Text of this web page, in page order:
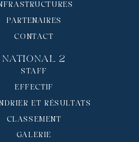
PARTENAIRES
CONTACT
National 2
STAFF
EFFECTIF
ET RÉSULTATS
CLASSEMENT
GALERIE